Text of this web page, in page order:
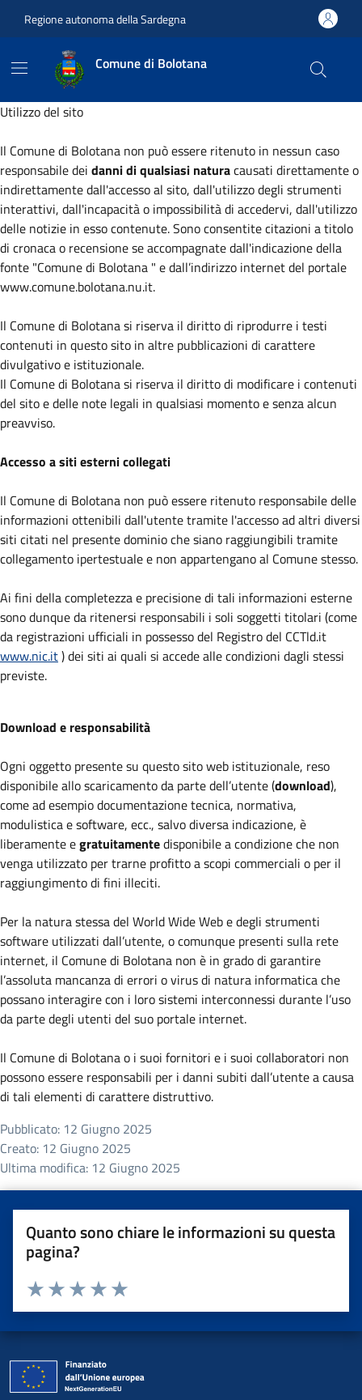
Regione autonoma della Sardegna
Comune di Bolotana
Utilizzo del sito
Il Comune di Bolotana non può essere ritenuto in nessun caso
responsabile dei danni di qualsiasi naturacausati direttamente o
indirettamente dall'accesso al sito, dall'utilizzo degli strumenti
interattivi, dall'incapacità o impossibilità di accedervi, dall'utilizzo
delle notizie in esso contenute. Sono consentite citazioni a titolo
di cronaca o recensione se accompagnate dall'indicazione della
fonte "Comune di Bolotana " e dall’indirizzo internet del portale
www.comune.bolotana.nu.it.
Il Comune di Bolotana si riserva il diritto di riprodurre i testi
contenuti in questo sito in altre pubblicazioni di carattere
divulgativo e istituzionale.
Il Comune di Bolotana si riserva il diritto di modificare i contenuti
del sito e delle note legali in qualsiasi momento e senza alcun
preavviso.
Accesso a siti esterni collegati
Il Comune di Bolotana non può essere ritenuto responsabile delle
informazioni ottenibili dall'utente tramite l'accesso ad altri diversi
siti citati nel presente dominio che siano raggiungibili tramite
collegamento ipertestuale e non appartengano al Comune stesso.
Ai fini della completezza e precisione di tali informazioni esterne
sono dunque da ritenersi responsabili i soli soggetti titolari (come
da registrazioni ufficiali in possesso del Registro del CCTld.it
www.nic.it) dei siti ai quali si accede alle condizioni dagli stessi
previste.
Download e responsabilità
Ogni oggetto presente su questo sito web istituzionale, reso
disponibile allo scaricamento da parte dell’utente (download),
come ad esempio documentazione tecnica, normativa,
modulistica e software, ecc., salvo diversa indicazione, è
liberamente egratuitamentedisponibile a condizione che non
venga utilizzato per trarne profitto a scopi commerciali o per il
raggiungimento di fini illeciti.
Per la natura stessa del World Wide Web e degli strumenti
software utilizzati dall’utente, o comunque presenti sulla rete
internet, il Comune di Bolotana non è in grado di garantire
l’assoluta mancanza di errori o virus di natura informatica che
possano interagire con i loro sistemi interconnessi durante l’uso
da parte degli utenti del suo portale internet.
Il Comune di Bolotana o i suoi fornitori e i suoi collaboratori non
possono essere responsabili per i danni subiti dall’utente a causa
di tali elementi di carattere distruttivo.
Dettagli
Pubblicato: 12 Giugno 2025
Creato: 12 Giugno 2025
Ultima modifica: 12 Giugno 2025
Quanto sono chiare le informazioni su questa
pagina?
Valuta da 1 a 5 stelle la pagina
Valuta 5 stelle su 5
Valuta 4 stelle su 5
Valuta 3 stelle su 5
Valuta 2 stelle su 5
Valuta una stella su 5